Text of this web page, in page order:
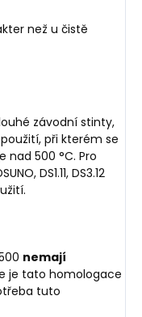
než u čistě
závodní stinty,
při kterém se
500 °C. Pro
DS1.11, DS3.12
nemají
je tato homologace
tuto